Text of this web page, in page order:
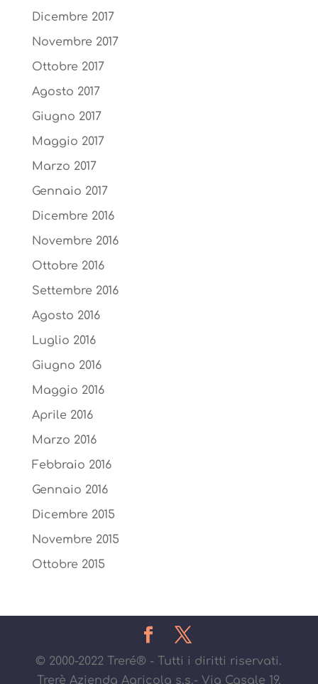
Dicembre 2017
Novembre 2017
Ottobre 2017
Agosto 2017
Giugno 2017
Maggio 2017
Marzo 2017
Gennaio 2017
Dicembre 2016
Novembre 2016
Ottobre 2016
Settembre 2016
Agosto 2016
Luglio 2016
Giugno 2016
Maggio 2016
Aprile 2016
Marzo 2016
Febbraio 2016
Gennaio 2016
Dicembre 2015
Novembre 2015
Ottobre 2015
© 2000-2022 Treré® - Tutti i diritti riservati.
Trerè Azienda Agricola s.s.- Via Casale 19,